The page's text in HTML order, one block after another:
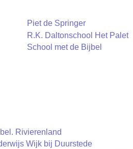
Piet de Springer
R.K. Daltonschool Het Palet
School met de Bijbel
Rivierenland
Wijk bij Duurstede